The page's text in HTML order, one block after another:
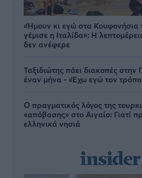
«Ήμουν κι εγώ στα Κουφονήσια
γέμισε η Ιταλίδα»: Η
δεν ανέφερε
Ταξιδιώτης πάει διακοπές στην
έναν μήνα - «Έχω εγώ τον
Ο πραγματικός λόγος της
«απόβασης» στο Αιγαίο: Γιατί
ελληνικά νησιά